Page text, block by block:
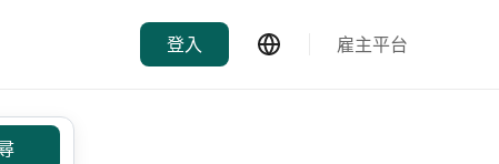
登入 雇主平台